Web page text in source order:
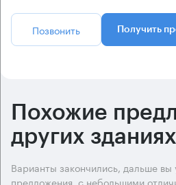
Позвонить Получить
Похожие
других зданиях
Варианты закончились, дальше вы
предложения, с небольшими